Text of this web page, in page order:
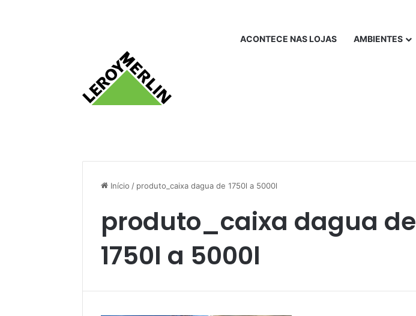
ACONTECE NAS LOJAS AMBIENTES
Início / produto_caixa dagua de 1750l a 5000l
produto_caixa dagua de
1750l a 5000l